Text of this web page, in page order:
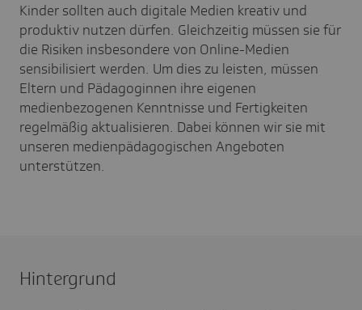
Kinder sollten auch digitale Medien kreativ und
produktiv nutzen dürfen. Gleichzeitig müssen sie für
die Risiken insbesondere von Online-Medien
sensibilisiert werden. Um dies zu leisten, müssen
Eltern und Pädagoginnen ihre eigenen
medienbezogenen Kenntnisse und Fertigkeiten
regelmäßig aktualisieren. Dabei können wir sie mit
unseren medienpädagogischen Angeboten
unterstützen.
Hintergrund